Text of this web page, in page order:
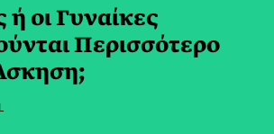
ή οι Γυναίκες
Περισσότερο